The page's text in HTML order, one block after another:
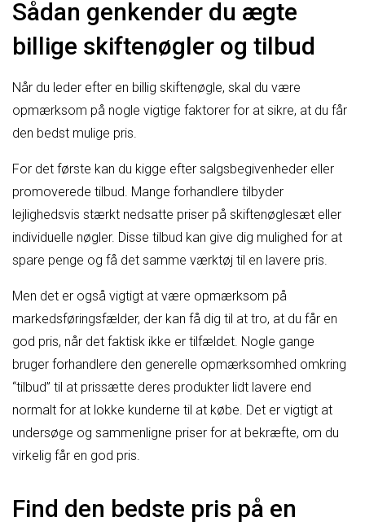
Sådan genkender du ægte
billige skiftenøgler og tilbud
Når du leder efter en billig skiftenøgle, skal du være
opmærksom på nogle vigtige faktorer for at sikre, at du får
den bedst mulige pris.
For det første kan du kigge efter salgsbegivenheder eller
promoverede tilbud. Mange forhandlere tilbyder
lejlighedsvis stærkt nedsatte priser på skiftenøglesæt eller
individuelle nøgler. Disse tilbud kan give dig mulighed for at
spare penge og få det samme værktøj til en lavere pris.
Men det er også vigtigt at være opmærksom på
markedsføringsfælder, der kan få dig til at tro, at du får en
god pris, når det faktisk ikke er tilfældet. Nogle gange
bruger forhandlere den generelle opmærksomhed omkring
“tilbud” til at prissætte deres produkter lidt lavere end
normalt for at lokke kunderne til at købe. Det er vigtigt at
undersøge og sammenligne priser for at bekræfte, om du
virkelig får en god pris.
Find den bedste pris på en